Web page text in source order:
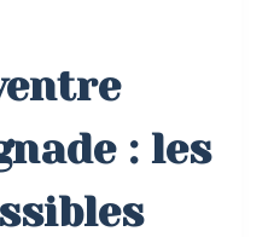
: les